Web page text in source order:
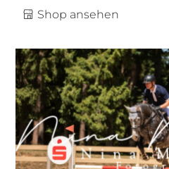
Shop ansehen